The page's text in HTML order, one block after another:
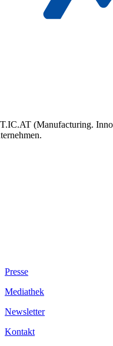
(Manufacturing.
Presse
Mediathek
Newsletter
Kontakt